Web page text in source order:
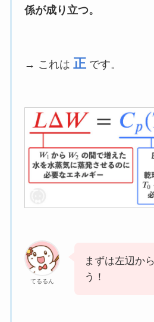
係が成り立つ。
→ これは 正 です。
てるるん
まずは左辺か
う！